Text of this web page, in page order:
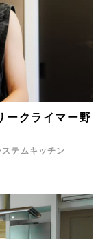
ークライマー野
ステムキッチン